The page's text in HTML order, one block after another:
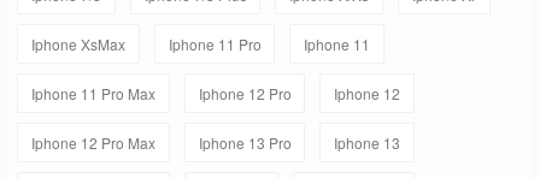
Iphone XsMax Iphone 11 Pro Iphone 11
Iphone 11 Pro Max Iphone 12 Pro Iphone 12
Iphone 12 Pro Max Iphone 13 Pro Iphone 13